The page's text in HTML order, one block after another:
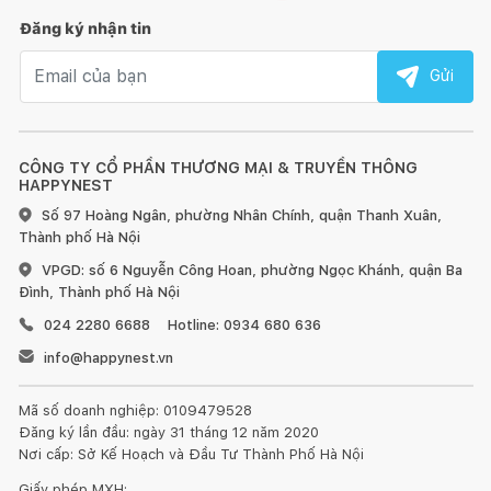
thương hiệu Flexfit)
- Bảo hành 1 đổi 1 trong vòng 7 ngày nếu sản phẩm lỗi kĩ
- Bảo hành chất lượng sản phẩm theo quy định của nhà cung
cấp.
- Chúng tôi từ chối bảo hành hoặc gửi bù/đổi/trả sản phẩm
trong mọi điều kiện với các trường hợp đã có biên bản đồng
kiểm giữa bên vận chuyển và quý khách hàng.
Khi nhận được sản phẩm giao sai hoặc thiếu so với đơn hàng
đã đặt, Quý khách vui lòng phản hồi lại cho Happynest trong
được đảm bảo giữ nguyên chưa qua sử dụng.
Để đảm bảo quyền lợi khách hàng và Happynest có cơ sở làm
CÔNG TY CỔ PHẦN THƯƠNG MẠI & TRUYỀN THÔNG
HAPPYNEST
Số 97 Hoàng Ngân, phường Nhân Chính, quận Thanh Xuân,
Thành phố Hà Nội
VPGD: số 6 Nguyễn Công Hoan, phường Ngọc Khánh, quận Ba
Đình, Thành phố Hà Nội
024 2280 6688
Hotline: 0934 680 636
info@happynest.vn
Mã số doanh nghiệp: 0109479528
Đăng ký lần đầu: ngày 31 tháng 12 năm 2020
Nơi cấp: Sở Kế Hoạch và Đầu Tư Thành Phố Hà Nội
Đăng ký nhận tin
Gửi